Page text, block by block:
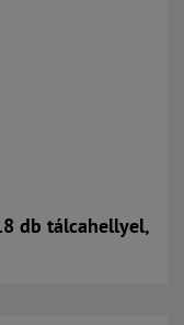
db tálcahellyel,